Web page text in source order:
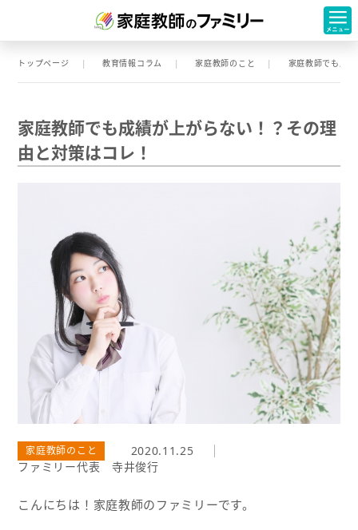
トップページ 教育情報コラム 家庭教師のこと 家庭教師でも成
家庭教師でも成績が上がらない！？その理
由と対策はコレ！
家庭教師のこと
2020.11.25
ファミリー代表 寺井俊行
こんにちは！家庭教師のファミリーです。